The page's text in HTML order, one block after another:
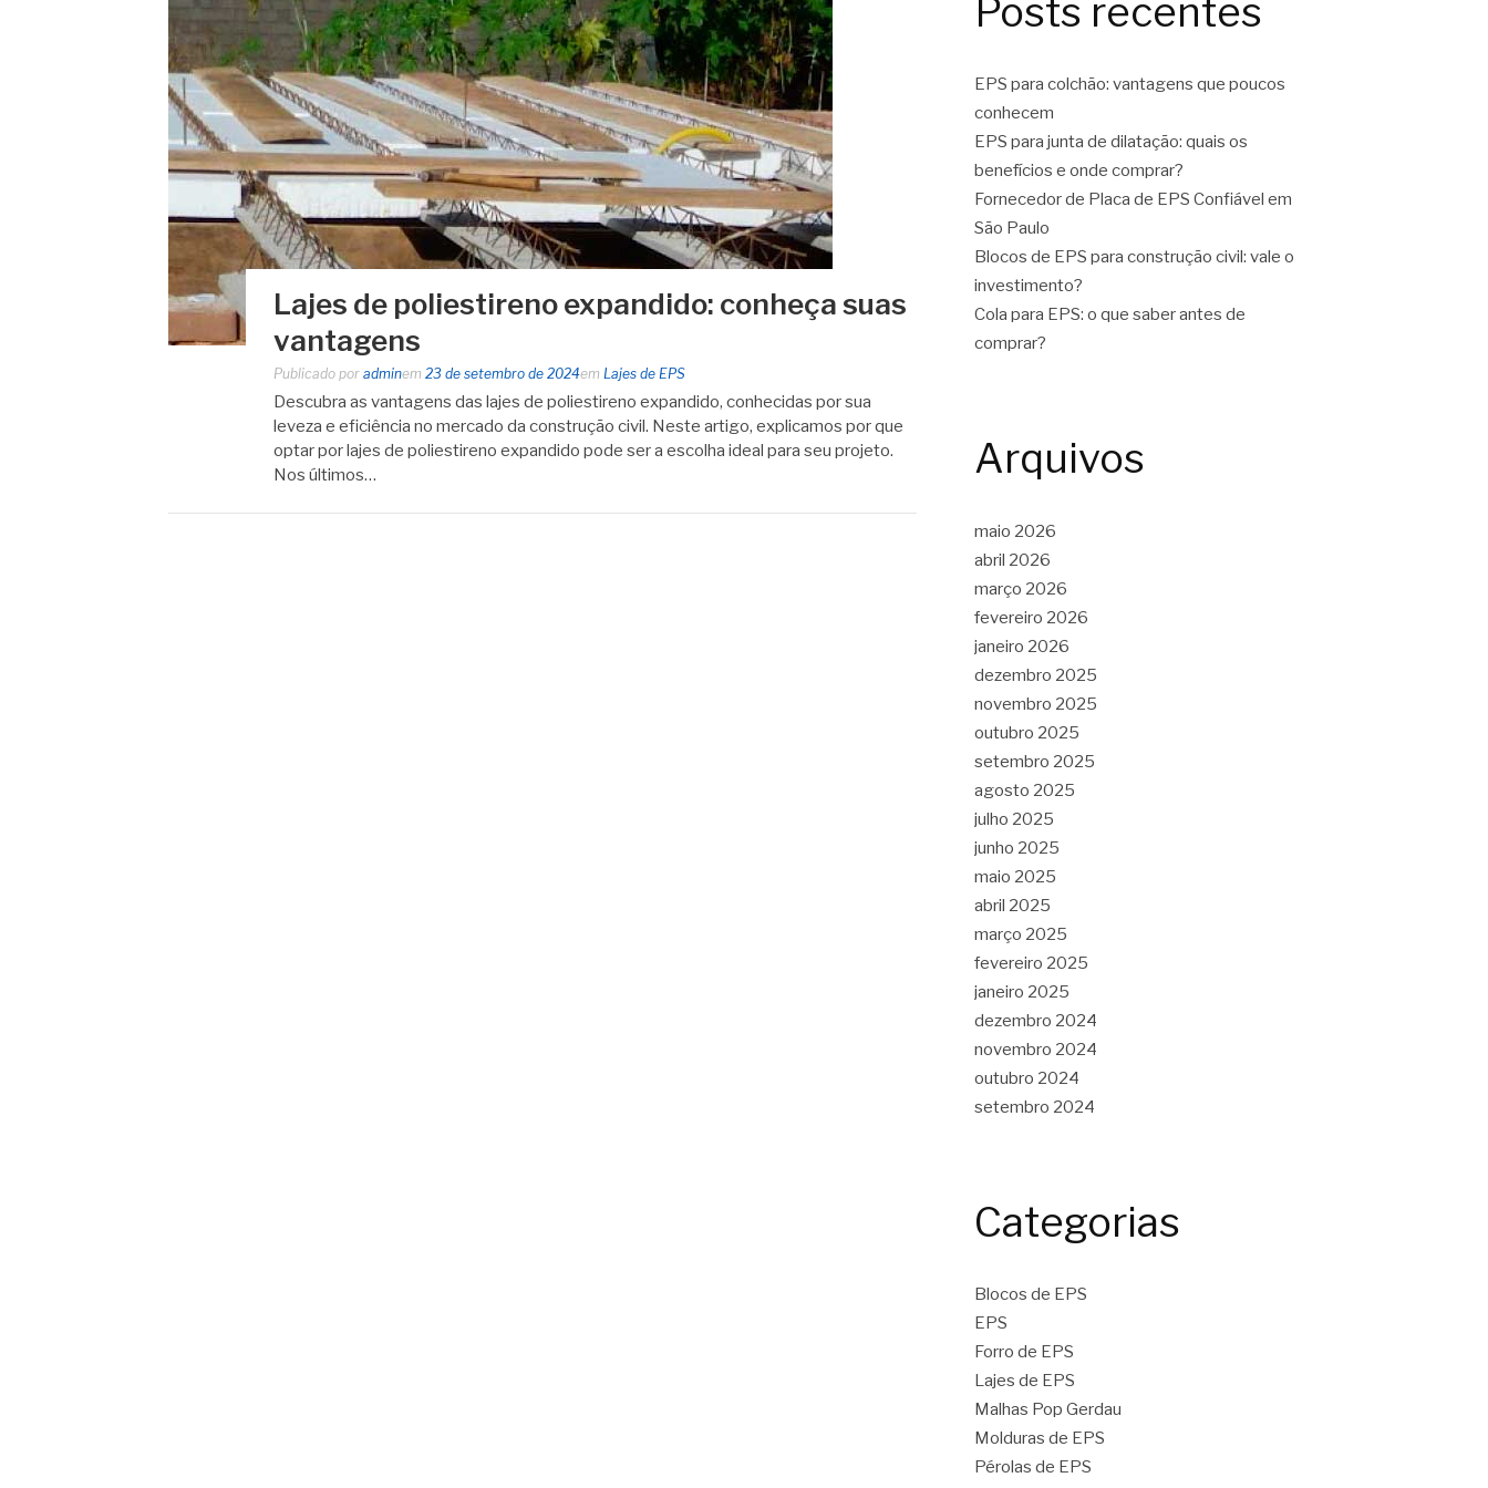
Lajes de poliestireno expandido: conheça suas
vantagens
Publicado por adminem 23 de setembro de 2024em Lajes de EPS
Descubra as vantagens das lajes de poliestireno expandido, conhecidas por sua
leveza e eficiência no mercado da construção civil. Neste artigo, explicamos por que
optar por lajes de poliestireno expandido pode ser a escolha ideal para seu projeto.
Nos últimos…
Posts recentes
EPS para colchão: vantagens que poucos
conhecem
EPS para junta de dilatação: quais os
benefícios e onde comprar?
Fornecedor de Placa de EPS Confiável em
São Paulo
Blocos de EPS para construção civil: vale o
investimento?
Cola para EPS: o que saber antes de
comprar?
Arquivos
maio 2026
abril 2026
março 2026
fevereiro 2026
janeiro 2026
dezembro 2025
novembro 2025
outubro 2025
setembro 2025
agosto 2025
julho 2025
junho 2025
maio 2025
abril 2025
março 2025
fevereiro 2025
janeiro 2025
dezembro 2024
novembro 2024
outubro 2024
setembro 2024
Categorias
Blocos de EPS
EPS
Forro de EPS
Lajes de EPS
Malhas Pop Gerdau
Molduras de EPS
Pérolas de EPS